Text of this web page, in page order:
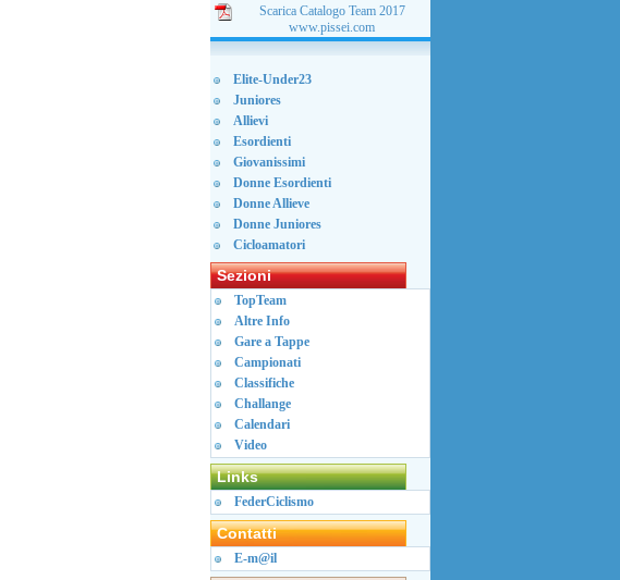
Scarica Catalogo Team 2017
www.pissei.com
Elite-Under23
Juniores
Allievi
Esordienti
Giovanissimi
Donne Esordienti
Donne Allieve
Donne Juniores
Cicloamatori
Sezioni
TopTeam
Altre Info
Gare a Tappe
Campionati
Classifiche
Challange
Calendari
Video
Links
FederCiclismo
Contatti
E-m@il